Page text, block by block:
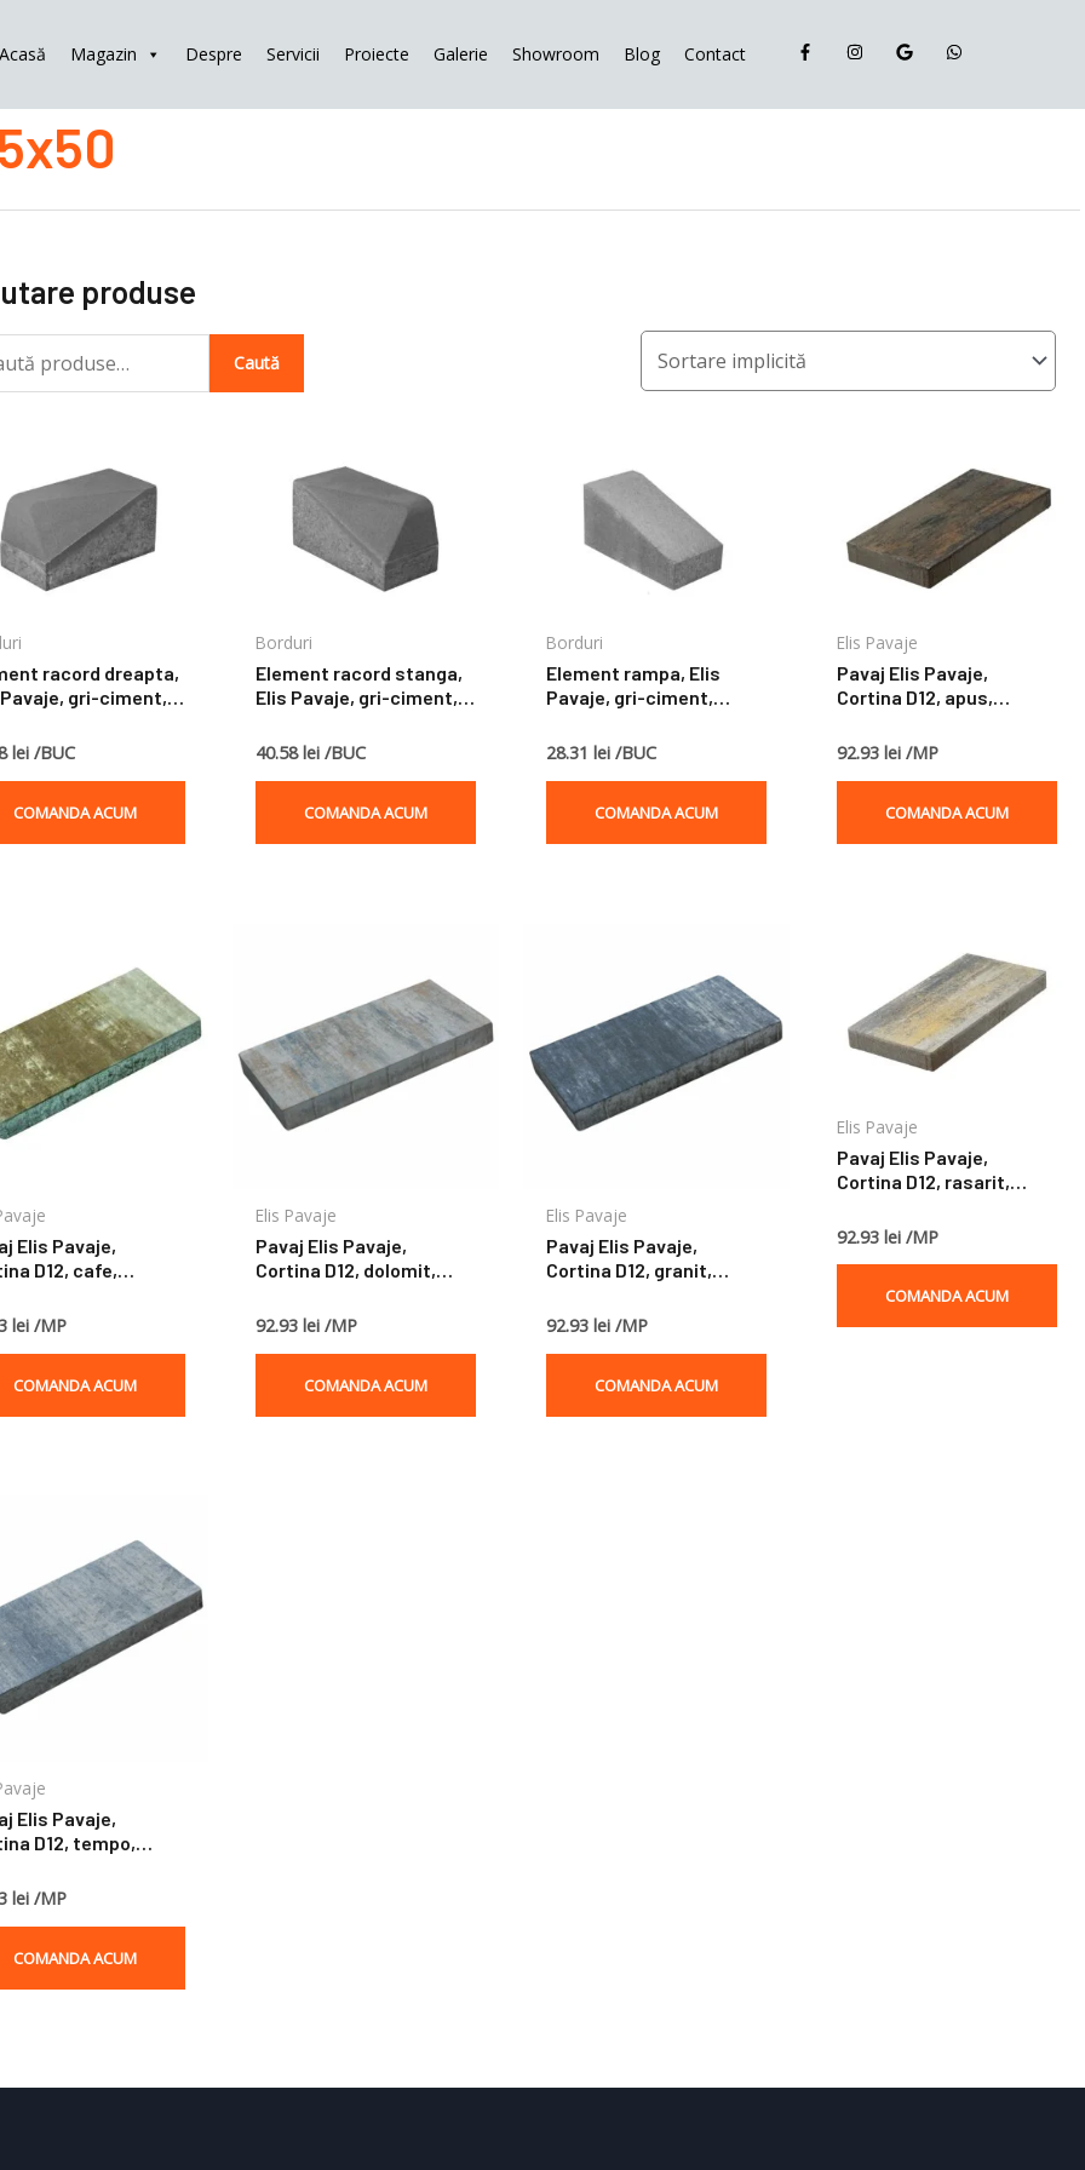
Acasă Magazin Despre Servicii Proiecte Galerie Showroom Blog Contact
produse
Caută
racord dreapta,
gri-ciment,
lei /BUC
COMANDA ACUM
Borduri
Element racord stanga,
Elis Pavaje, gri-ciment,
40.58 lei /BUC
COMANDA ACUM
Borduri
Element rampa, Elis
Pavaje, gri-ciment,
28.31 lei /BUC
COMANDA ACUM
Elis Pavaje
Pavaj Elis Pavaje,
Cortina D12, apus,
92.93 lei /MP
COMANDA ACUM
Elis Pavaje,
D12, cafe,
lei /MP
COMANDA ACUM
Elis Pavaje
Pavaj Elis Pavaje,
Cortina D12, dolomit,
92.93 lei /MP
COMANDA ACUM
Elis Pavaje
Pavaj Elis Pavaje,
Cortina D12, granit,
92.93 lei /MP
COMANDA ACUM
Elis Pavaje
Pavaj Elis Pavaje,
Cortina D12, rasarit,
92.93 lei /MP
COMANDA ACUM
Elis Pavaje,
D12, tempo,
lei /MP
COMANDA ACUM